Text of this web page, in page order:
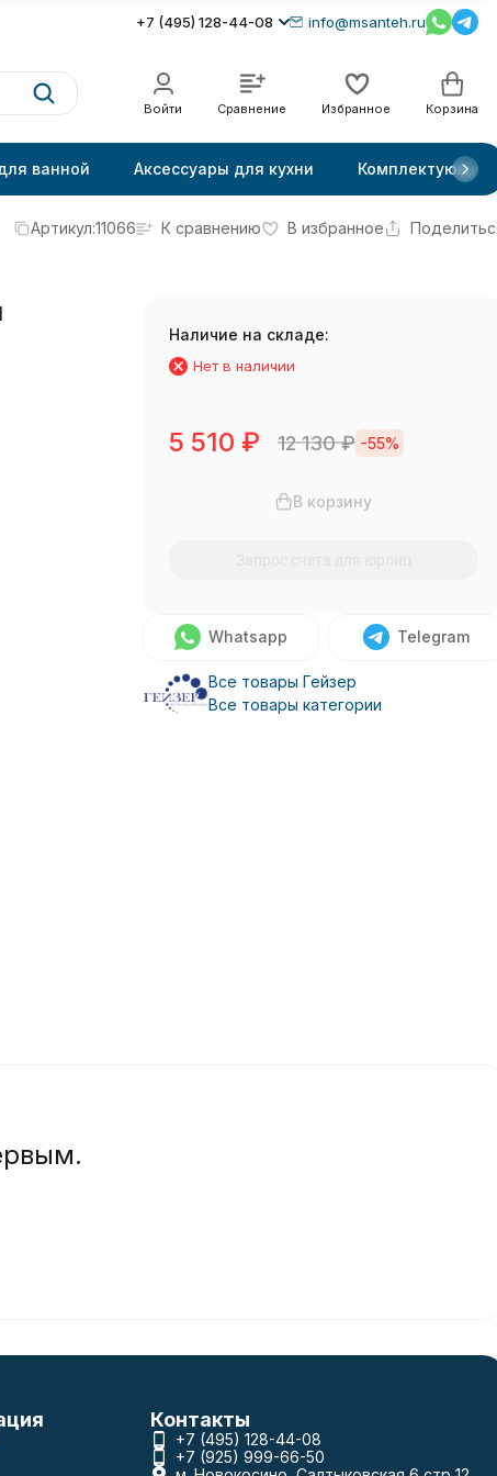
+7 (495) 128-44-08 info@msanteh.ru
Войти Сравнение Избранное Корзина
ванной Аксессуары для кухни Комплектующие
Артикул:11066 К сравнению В избранное
Наличие на складе:
Нет в наличии
5 510 ₽ 12 130₽ -55%
В корзину
Whatsapp Telegram
Все товары Гейзер
Все товары категории
Контакты
+7 (495) 128-44-08
+7 (925) 999-66-50